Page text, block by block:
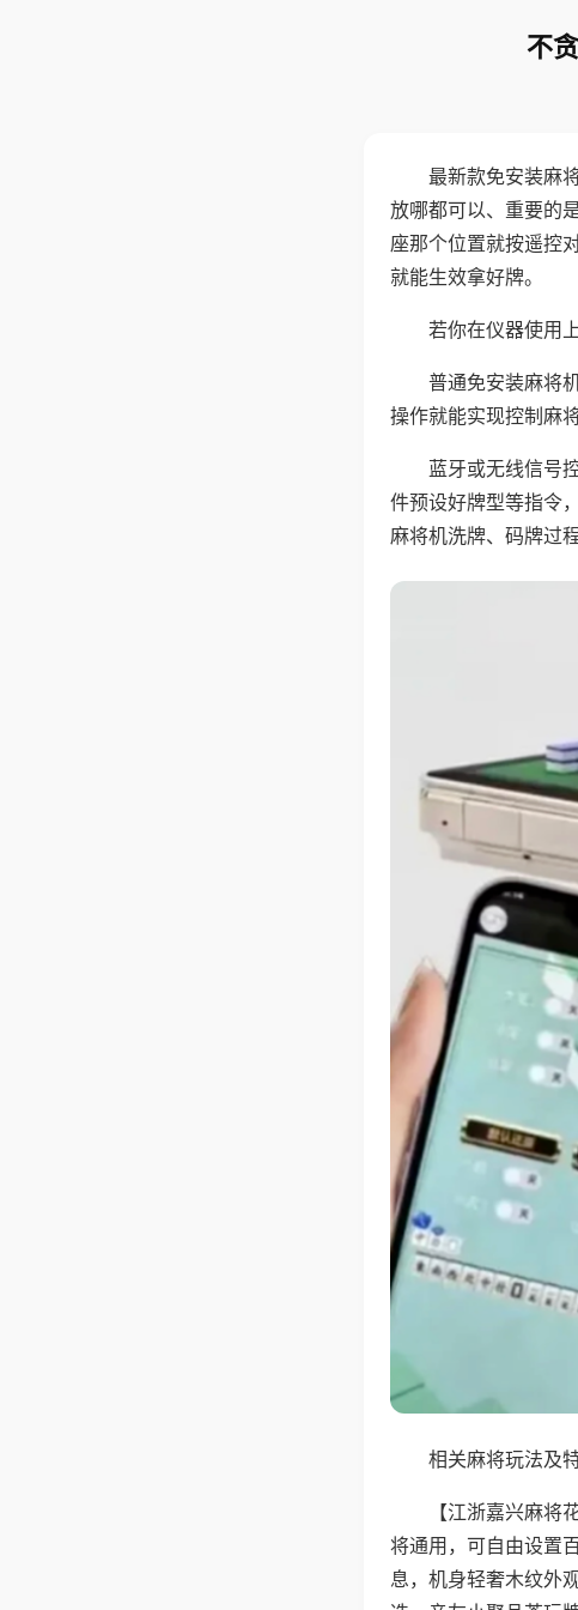
不
最新款免安装麻
放哪都可以、重要的
座那个位置就按遥控
就能生效拿好牌。
若你在仪器使用
普通免安装麻将
操作就能实现控制麻
蓝牙或无线信号
件预设好牌型等指令
麻将机洗牌、码牌过
相关麻将玩法及
【江浙嘉兴麻
将通用，可自由设置
息，机身轻奢木纹外